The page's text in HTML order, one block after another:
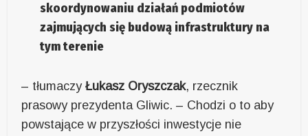
skoordynowaniu działań podmiotów
zajmujących się budową infrastruktury na
tym terenie
– tłumaczyŁukasz Oryszczak, rzecznik
prasowy prezydenta Gliwic. – Chodzi o to aby
powstające w przyszłości inwestycje nie